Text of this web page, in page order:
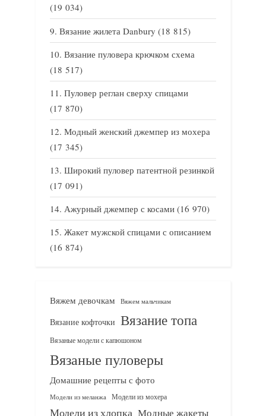
(19 034)
Вязание жилета Danbury (18 815)
Вязание пуловера крючком схема
(18 517)
Пуловер реглан сверху спицами
(17 870)
Модный женский джемпер из мохера
(17 345)
Широкий пуловер патентной резинкой
(17 091)
Ажурный джемпер с косами (16 970)
Жакет мужской спицами с описанием
(16 874)
Вяжем девочкам Вяжем мальчикам
Вязание кофточки Вязание топа
Вязаные модели с капюшоном
Вязаные пуловеры
Домашние рецепты с фото
Модели из меланжа Модели из мохера
Модели из хлопка Модные жакеты